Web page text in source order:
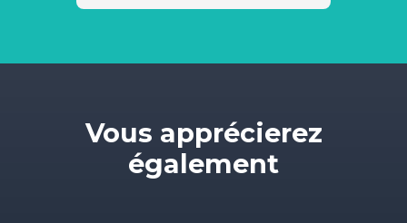
Vous apprécierez
également